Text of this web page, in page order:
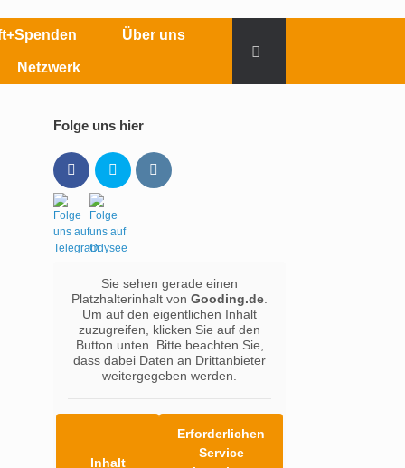
Über uns
Netzwerk
Folge uns hier
Sie sehen gerade einen
Platzhalterinhalt vonGooding.de
Um auf den eigentlichen Inhalt
zuzugreifen, klicken Sie auf den
Button unten. Bitte beachten Sie,
dass dabei Daten an Drittanbieter
weitergegeben werden.
Inhalt
Erforderlichen
Service